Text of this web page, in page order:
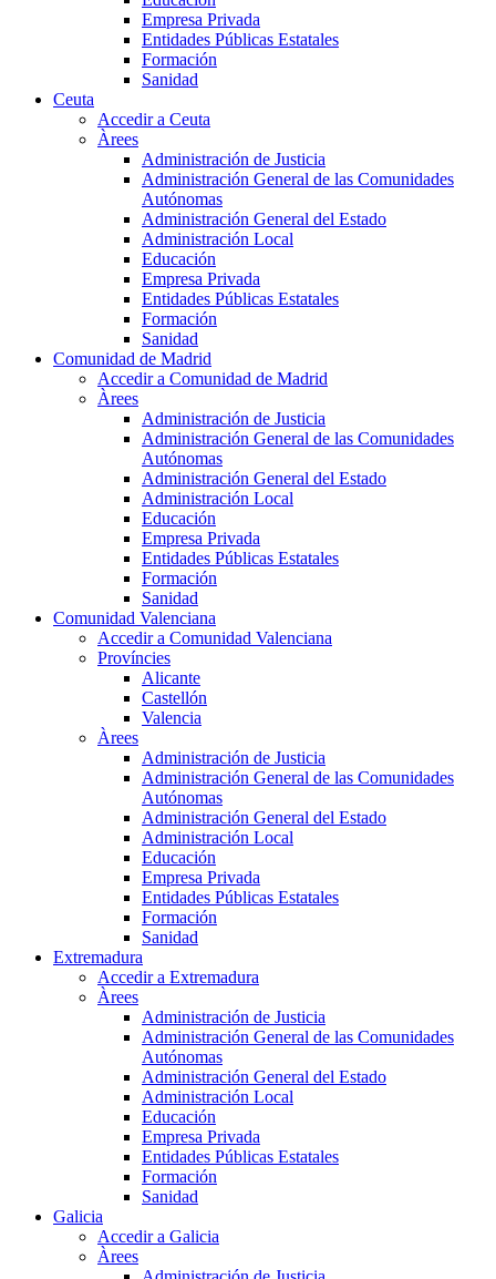
Empresa Privada
Entidades Públicas Estatales
Formación
Sanidad
Ceuta
Accedir a Ceuta
Àrees
Administración de Justicia
Administración General de las Comunidades
Autónomas
Administración General del Estado
Administración Local
Educación
Empresa Privada
Entidades Públicas Estatales
Formación
Sanidad
Comunidad de Madrid
Accedir a Comunidad de Madrid
Àrees
Administración de Justicia
Administración General de las Comunidades
Autónomas
Administración General del Estado
Administración Local
Educación
Empresa Privada
Entidades Públicas Estatales
Formación
Sanidad
Comunidad Valenciana
Accedir a Comunidad Valenciana
Províncies
Alicante
Castellón
Valencia
Àrees
Administración de Justicia
Administración General de las Comunidades
Autónomas
Administración General del Estado
Administración Local
Educación
Empresa Privada
Entidades Públicas Estatales
Formación
Sanidad
Extremadura
Accedir a Extremadura
Àrees
Administración de Justicia
Administración General de las Comunidades
Autónomas
Administración General del Estado
Administración Local
Educación
Empresa Privada
Entidades Públicas Estatales
Formación
Sanidad
Galicia
Accedir a Galicia
Àrees